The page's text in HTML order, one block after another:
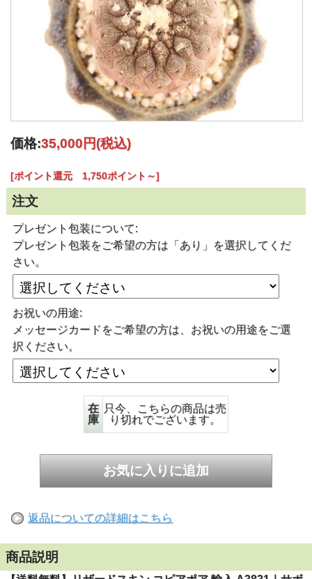
価格:35,000円(税込)
[ポイント還元 1,750ポイント～]
注文
プレゼント包装について:
プレゼント包装をご希望の方は「あり」を選択してくだ
さい。
お祝いの用途:
メッセージカードをご希望の方は、お祝いの用途をご選
択ください。
在
庫
只今、こちらの商品は売
り切れでございます。
返品についての詳細はこちら
商品説明